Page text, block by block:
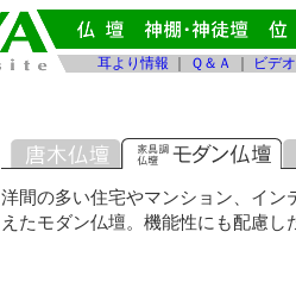
耳より情報 Ｑ＆Ａ ビデ
洋間の多い住宅やマンション、イン
えたモダン仏壇。機能性にも配慮し